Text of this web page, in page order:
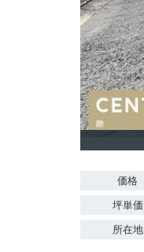
価格
坪単価
所在地